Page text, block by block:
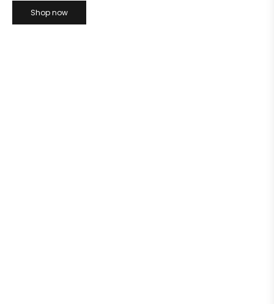
Shop now